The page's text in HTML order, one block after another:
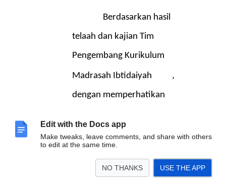
Edit with the Docs app
Make tweaks, leave comments, and share with others
to edit at the same time.
NO THANKS USE THE APP
Berdasarkan hasil
telaah dan kajian Tim
Pengembang Kurikulum
Madrasah Ibtidaiyah
,
dengan memperhatikan
Madrasah
Pengawas Madrasah maka